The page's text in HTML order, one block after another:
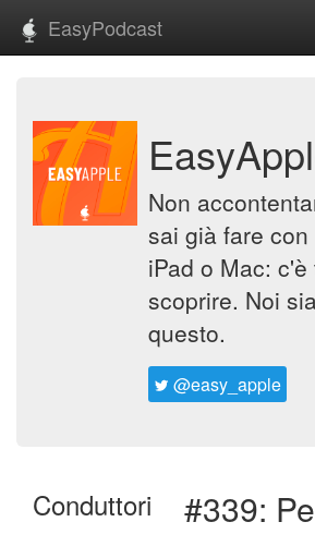
EasyPodcast
Non
sai già fare
iPad o Mac:
scoprire. Noi
questo.
@easy_apple
Conduttori #339: